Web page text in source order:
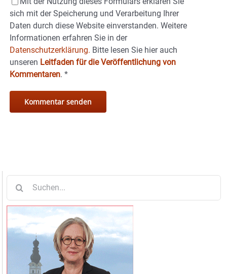
sich mit der Speicherung und Verarbeitung Ihrer
Daten durch diese Website einverstanden. Weitere
Informationen erfahren Sie in der
Datenschutzerklärung. Bitte lesen Sie hier auch
unseren Leitfaden für die Veröffentlichung von
Kommentaren. *
nach: